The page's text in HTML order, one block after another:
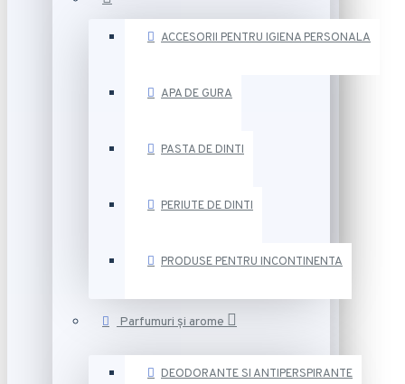
ACCESORII PENTRU IGIENA PERSONALA
APA DE GURA
PASTA DE DINTI
PERIUTE DE DINTI
PRODUSE PENTRU INCONTINENTA
Parfumuri și arome
DEODORANTE SI ANTIPERSPIRANTE